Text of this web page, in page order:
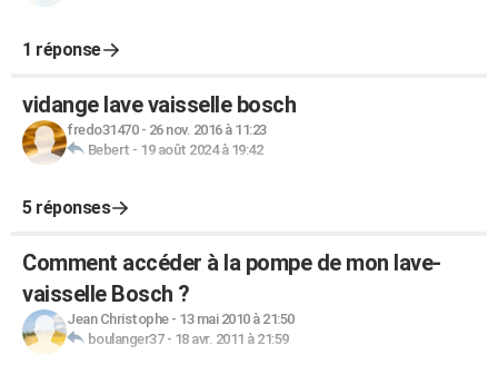
1 réponse
vidange lave vaisselle bosch
fredo31470- 26 nov. 2016 à 11:23
Bebert - 19 août 2024 à 19:42
5 réponses
Comment accéder à la pompe de mon lave-
vaisselle Bosch ?
Jean Christophe- 13 mai 2010 à 21:50
boulanger37- 18 avr. 2011 à 21:59